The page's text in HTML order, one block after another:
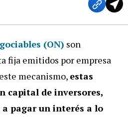
(ON) son
fija emitidos por empresa
mecanismo, estas
capital de inversores,
pagar un interés a lo